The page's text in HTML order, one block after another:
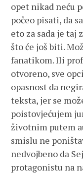
opet nikad neću
počeo pisati, da
eto za sada je
što će još biti.
fanatikom. Ili
otvoreno, sve
opasnost da
teksta, jer se
poistovjećujem
životnim putem
smislu ne
nedvojbeno da
protagonistu na